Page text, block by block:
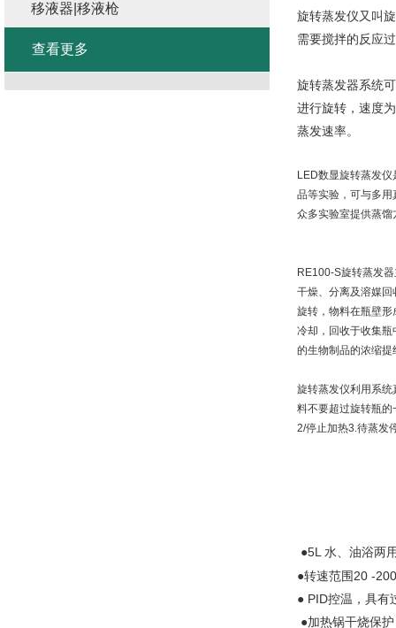
旋转蒸发仪又叫
需要搅拌的反应
旋转蒸发器系统
进行旋转，速度为
蒸发速率。
LED数显旋转蒸发仪
品等实验，可与多
众多实验室提供蒸馏
RE100-S旋转蒸发
干燥、分离及溶媒
旋转，物料在瓶壁
冷却，回收于收集
的生物制品的浓缩提
旋转蒸发仪利用系
料不要超过旋转瓶
2/停止加热3.待蒸发
●5L 水、油浴两
●转速范围20 -
● PID控温，具有
●加热锅干烧保
移液器|移液枪
查看更多